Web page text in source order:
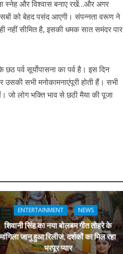
का भरपूर प्यार
स्नेह और विश्वास बनाए रखें…और अगर
को बेहद पसंद आएगी। संपन्नता वरूण ने
नहीं सीमित है, इसकी धमक सात समंदर पार
पर्व सूर्योपासना का पर्व है। इस दिन
उसकी सभी मनोकामनाएंपूरी होती हैं। सभी
जो लोग भक्त‌ि भाव से छठी मैया की पूजा
ENTERTAINMENT NEWS
शिवानी सिंह का नया बोलबम गीत तोहरे के
मांगिला जानु हुआ रिलीज, दर्शकों का मिल रहा
भरपूर प्यार